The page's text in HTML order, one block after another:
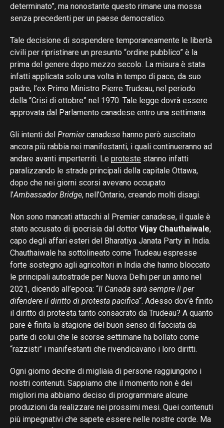
determinato”, ma nonostante questo rimane una mossa
senza precedenti per un paese democratico.
Tale decisione di sospendere temporaneamente le libertà
civili per ripristinare un presunto “ordine pubblico” è la
prima del genere dopo mezzo secolo. La misura è stata
infatti applicata solo una volta in tempo di pace, da suo
padre, l’ex Primo Ministro Pierre Trudeau, nel periodo
della “Crisi di ottobre” nel 1970. Tale legge dovrà essere
approvata dal Parlamento canadese entro una settimana.
Gli intenti del Premiercanadese hanno però suscitato
ancora più rabbia nei manifestanti, i quali continueranno ad
andare avanti imperterriti. Le proteste stanno infatti
paralizzando le strade principali della capitale Ottawa,
dopo che nei giorni scorsi avevano occupato
l’Ambassador Bridge, nell’Ontario, creando molti disagi.
Non sono mancati attacchi al Premier canadese, il quale è
stato accusato di ipocrisia dal dottor Vijay Chauthaiwale,
capo degli affari esteri del Bharatiya Janata Party in India.
Chauthaiwale ha sottolineato come Trudeau espresse
forte sostegno agli agricoltori in India che hanno bloccato
le principali autostrade per Nuova Delhi per un anno nel
2021, dicendo all’epoca: “Il Canada sarà sempre lì per
difendere il diritto di protesta pacifica“. Adesso dov’è finito
il diritto di protesta tanto consacrato da Trudeau? A quanto
pare è finita la stagione del buon senso di facciata da
parte di colui che le scorse settimane ha bollato come
“razzisti” i manifestanti che rivendicavano i loro diritti.
Ogni giorno decine di migliaia di persone raggiungono i
nostri contenuti. Sappiamo che il momento non è dei
migliori ma abbiamo deciso di programmare alcune
produzioni da realizzare nei prossimi mesi. Quei contenuti
più impegnativi che sapete essere nelle nostre corde. Ma